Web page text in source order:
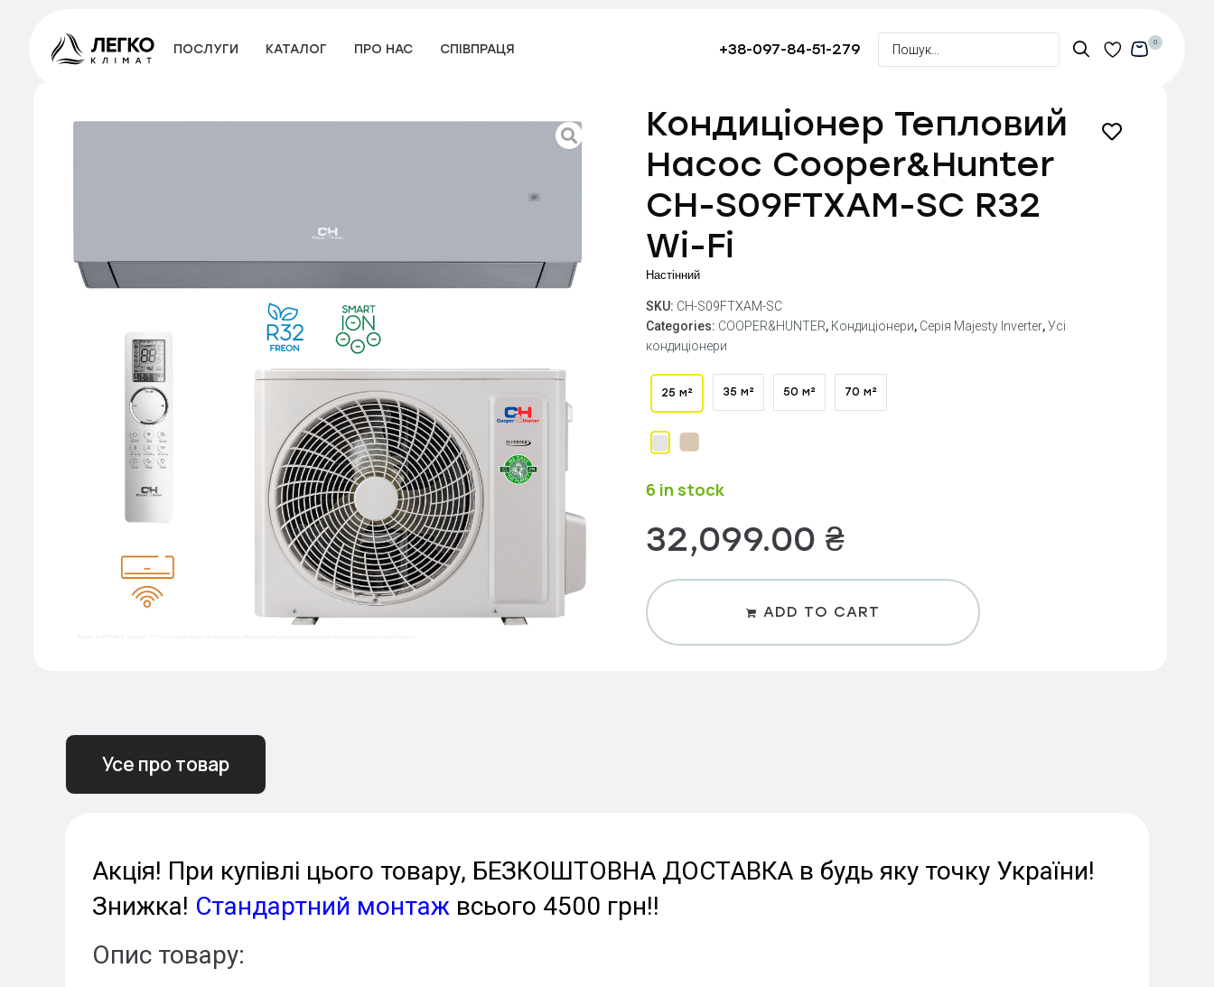
ПОСЛУГИ КАТАЛОГ ПРО НАС СПІВПРАЦЯ +38-097-84-51-279 0
Кондиціонер Тепловий
Насос Cooper&Hunter
CH-S09FTXAM-SC R32
Wi-Fi
Настінний
SKU: CH-S09FTXAM-SC
Categories: COOPER&HUNTER, Кондиціонери, Серія Majesty Inverter,Усі
кондиціонери
25 м² 35 м² 50 м² 70 м²
6 in stock
32,099.00 ₴
ADD TO CART
Усе про товар
Акція! При купівлі цього товару, БЕЗКОШТОВНА ДОСТАВКА в будь яку точку України!
Знижка! Стандартний монтаж всього 4500 грн!!
Опис товару: